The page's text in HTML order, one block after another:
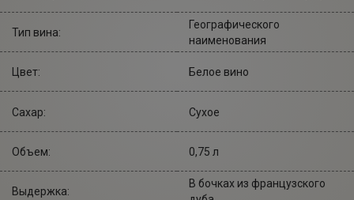
Тип вина:
Географического
наименования
Цвет: Белое вино
Сахар: Сухое
Объем: 0,75 л
Выдержка:
В бочках из французского